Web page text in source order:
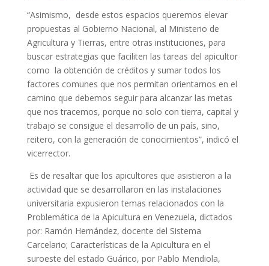
“Asimismo, desde estos espacios queremos elevar
propuestas al Gobierno Nacional, al Ministerio de
Agricultura y Tierras, entre otras instituciones, para
buscar estrategias que faciliten las tareas del apicultor
como la obtención de créditos y sumar todos los
factores comunes que nos permitan orientarnos en el
camino que debemos seguir para alcanzar las metas
que nos tracemos, porque no solo con tierra, capital y
trabajo se consigue el desarrollo de un país, sino,
reitero, con la generación de conocimientos”, indicó el
vicerrector.
Es de resaltar que los apicultores que asistieron a la
actividad que se desarrollaron en las instalaciones
universitaria expusieron temas relacionados con la
Problemática de la Apicultura en Venezuela, dictados
por: Ramón Hernández, docente del Sistema
Carcelario; Características de la Apicultura en el
suroeste del estado Guárico, por Pablo Mendiola,